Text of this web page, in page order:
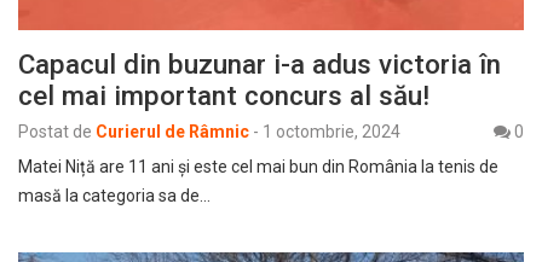
Capacul din buzunar i-a adus victoria în
cel mai important concurs al său!
Postat de Curierul de Râmnic - 1 octombrie, 2024
0
Matei Niță are 11 ani și este cel mai bun din România la tenis de
masă la categoria sa de…